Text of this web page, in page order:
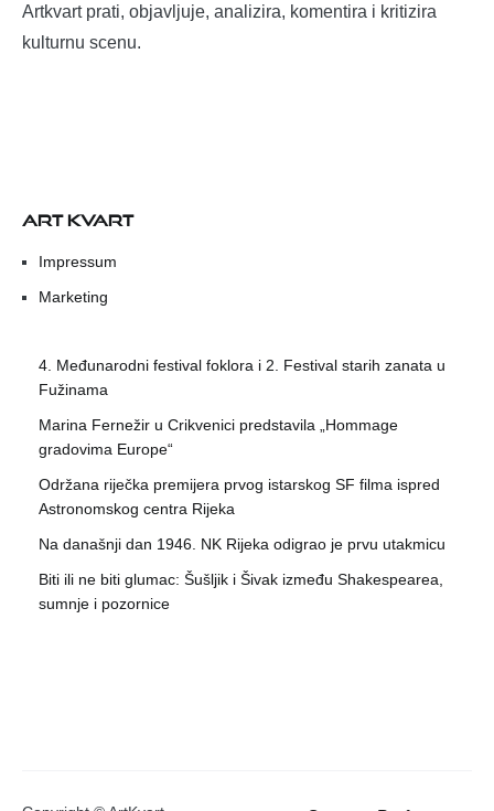
Artkvart prati, objavljuje, analizira, komentira i kritizira
kulturnu scenu.
ART KVART
Impressum
Marketing
4. Međunarodni festival foklora i 2. Festival starih zanata u
Fužinama
Marina Fernežir u Crikvenici predstavila „Hommage
gradovima Europe“
Održana riječka premijera prvog istarskog SF filma ispred
Astronomskog centra Rijeka
Na današnji dan 1946. NK Rijeka odigrao je prvu utakmicu
Biti ili ne biti glumac: Šušljik i Šivak između Shakespearea,
sumnje i pozornice